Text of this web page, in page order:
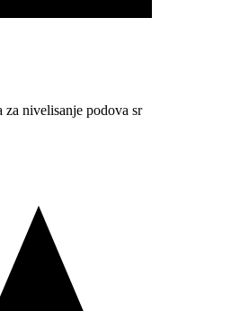
nivelisanje podova sr